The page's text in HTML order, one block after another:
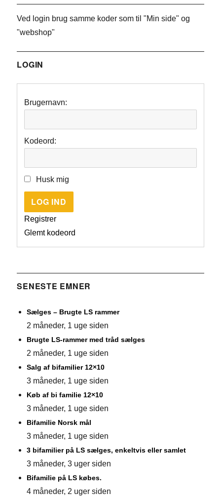
Ved login brug samme koder som til "Min side" og
"webshop"
LOGIN
Brugernavn:
Kodeord:
Husk mig
LOG IND
Registrer
Glemt kodeord
SENESTE EMNER
Sælges – Brugte LS rammer
2 måneder, 1 uge siden
Brugte LS-rammer med tråd sælges
2 måneder, 1 uge siden
Salg af bifamilier 12×10
3 måneder, 1 uge siden
Køb af bi familie 12×10
3 måneder, 1 uge siden
Bifamilie Norsk mål
3 måneder, 1 uge siden
3 bifamilier på LS sælges, enkeltvis eller samlet
3 måneder, 3 uger siden
Bifamilie på LS købes.
4 måneder, 2 uger siden